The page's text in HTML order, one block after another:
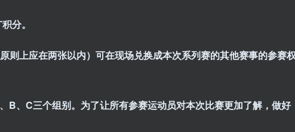
分。
则上应在两张以内）可在现场兑换成本次系列赛的其他赛事的参赛
B、C三个组别。为了让所有参赛运动员对本次比赛更加了解，做好